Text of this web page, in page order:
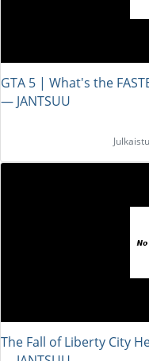
GTA 5 | What's the
― JANTSUU
The Fall of Liberty City